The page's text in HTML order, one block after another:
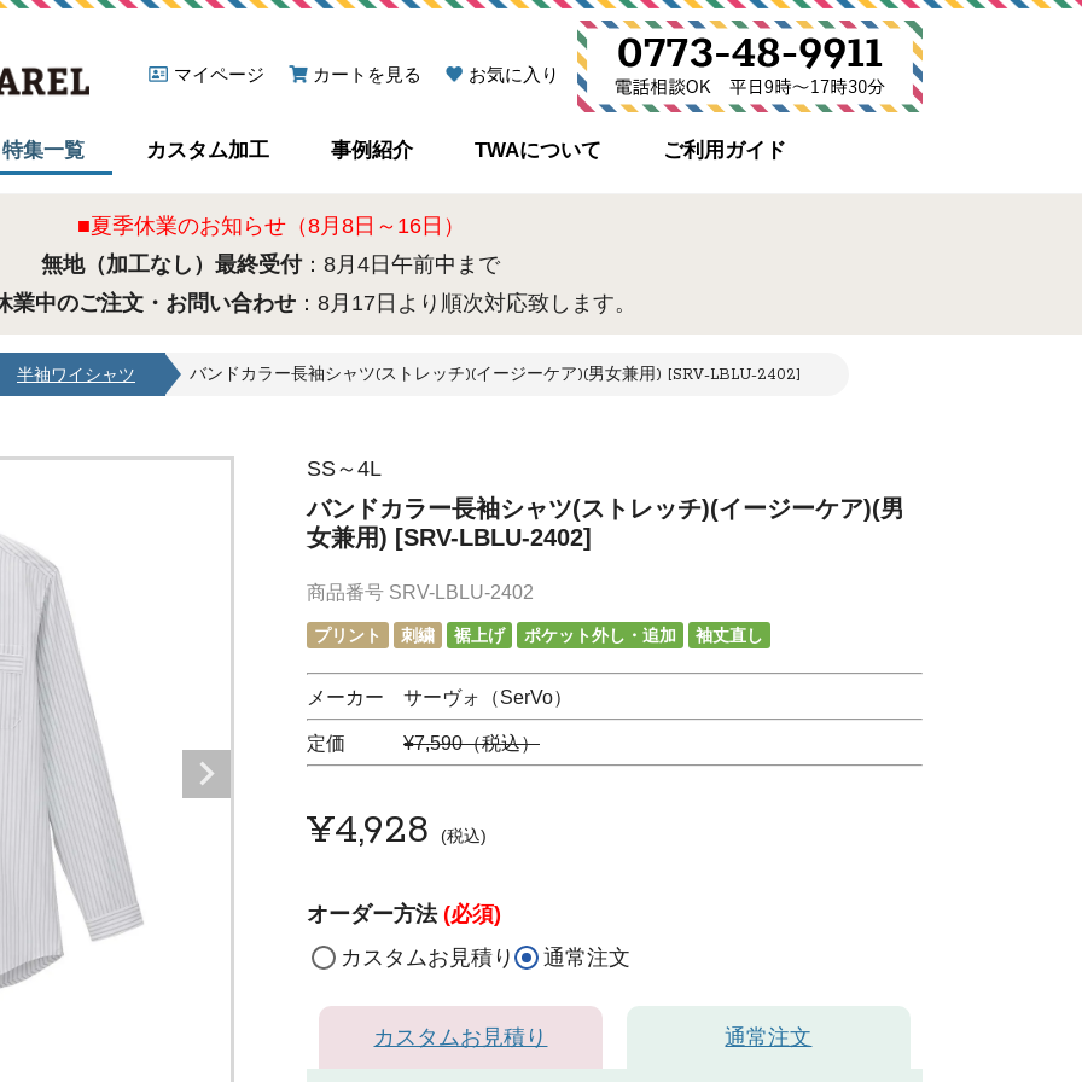
マイページ カートを見る お気に入り
特集一覧 カスタム加工 事例紹介 TWAについて ご利用ガイド
■夏季休業のお知らせ（8月8日～16日）
無地（加工なし）最終受付：8月4日午前中まで
業中のご注文・お問い合わせ ：8月17日より順次対応致します。
半袖ワイシャツ バンドカラー長袖シャツ(ストレッチ)(イージーケア)(男女兼用) [SRV-LBLU-2402]
SS～4L
バンドカラー長袖シャツ(ストレッチ)(イージーケア)(男
女兼用) [SRV-LBLU-2402]
商品番号 SRV-LBLU-2402
プリント 刺繍 裾上げ ポケット外し・追加 袖丈直し
メーカー サーヴォ（SerVo）
定価 ¥7,590（税込）
¥4,928 税込
オーダー方法 (必須)
カスタムお見積り
通常注文
カスタムお見積り 通常注文